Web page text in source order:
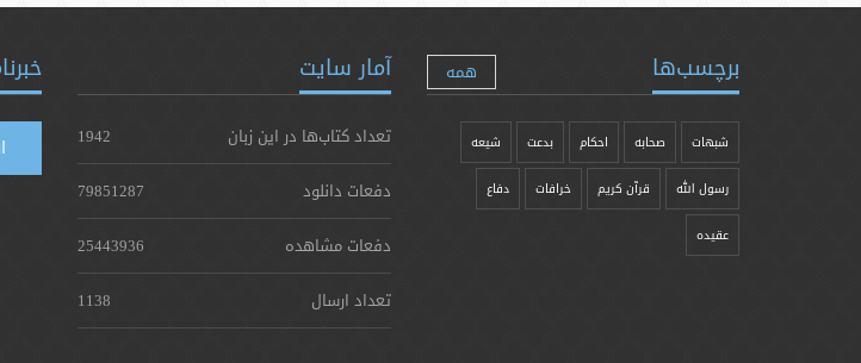
برچسب‌ها همه
شبهات صحابه احکام بدعت شیعه
رسول الله قرآن کریم خرافات دفاع
عقیده
آمار سایت
تعداد کتاب‌ها در این زبان
1942
دفعات دانلود
79851287
دفعات مشاهده
25443936
تعداد ارسال
1138